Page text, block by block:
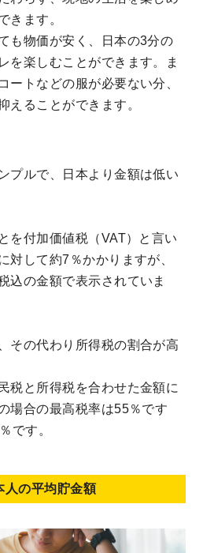
きます。
も物価が安く、日本の3分の
を楽しむことができます。ま
ートなどの服が必要ない分、
えることができます。
プルで、日本より金額は低い
を付加価値税（VAT）と言い
対して約7％かかりますが、
込の金額で表示されていま
その代わり所得税の割合が高
税と所得税を合わせた金額に
場合の最高税率は55％です
です。
人の平均貯金額